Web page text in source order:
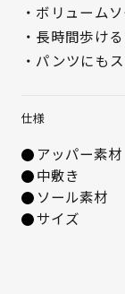
22.5cm ○
23cm ○
23.5cm
24cm ○
24.5cm △
・ボリューム
・長時間歩け
・パンツにも
仕様
アッパー素材
中敷き
ソール素材
サイズ